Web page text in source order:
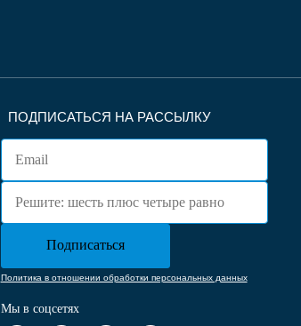
ПОДПИСАТЬСЯ НА РАССЫЛКУ
Политика в отношении обработки персональных данных
Мы в соцсетях